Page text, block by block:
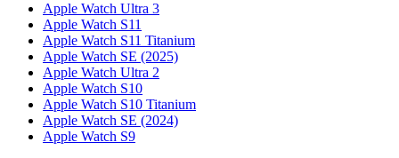
Apple Watch Ultra 3
Apple Watch S11
Apple Watch S11 Titanium
Apple Watch SE (2025)
Apple Watch Ultra 2
Apple Watch S10
Apple Watch S10 Titanium
Apple Watch SE (2024)
Apple Watch S9